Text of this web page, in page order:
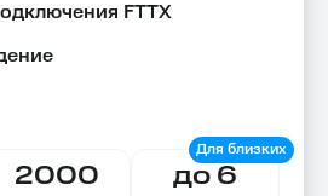
FTTX
2000 до 6